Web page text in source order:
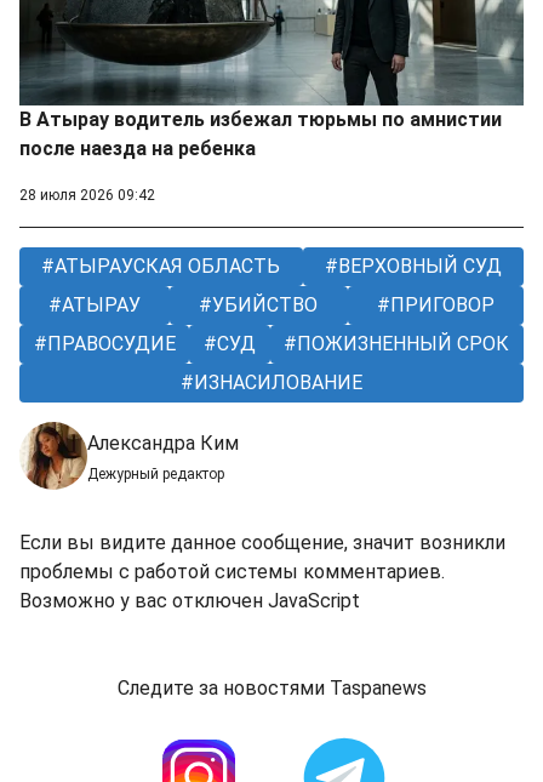
В Атырау водитель избежал тюрьмы по амнистии
после наезда на ребенка
28 июля 2026 09:42
АТЫРАУСКАЯ ОБЛАСТЬ
ВЕРХОВНЫЙ СУД
АТЫРАУ
УБИЙСТВО
ПРИГОВОР
ПРАВОСУДИЕ
СУД
ПОЖИЗНЕННЫЙ СРОК
ИЗНАСИЛОВАНИЕ
Александра Ким
Дежурный редактор
Если вы видите данное сообщение, значит возникли
проблемы с работой системы комментариев.
Возможно у вас отключен JavaScript
Следите за новостями Taspanews